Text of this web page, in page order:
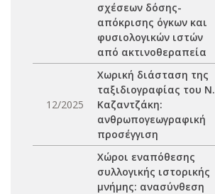
σχέσεων δόσης-
απόκρισης όγκων και
φυσιολογικών ιστών
από ακτινοθεραπεία
12/2025
Χωρική διάσταση της
ταξιδιογραφίας του Ν.
Καζαντζάκη:
ανθρωπογεωγραφική
προσέγγιση
Χώροι εναπόθεσης
συλλογικής ιστορικής
μνήμης: ανασύνθεση